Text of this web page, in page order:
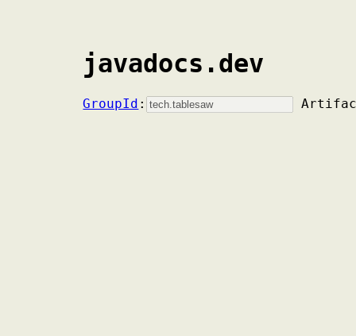
javadocs.dev
GroupId :